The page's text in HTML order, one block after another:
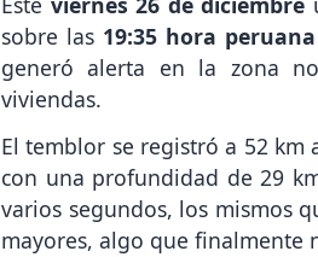
sobre las 19:35 hora peruana
generó alerta en la zona
viviendas.
El temblor se registró a 52 km
con una profundidad de 29
varios segundos, los mismos
mayores, algo que finalmente